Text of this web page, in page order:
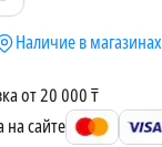
Наличие в магазинах
от 20 000 ₸
на сайте